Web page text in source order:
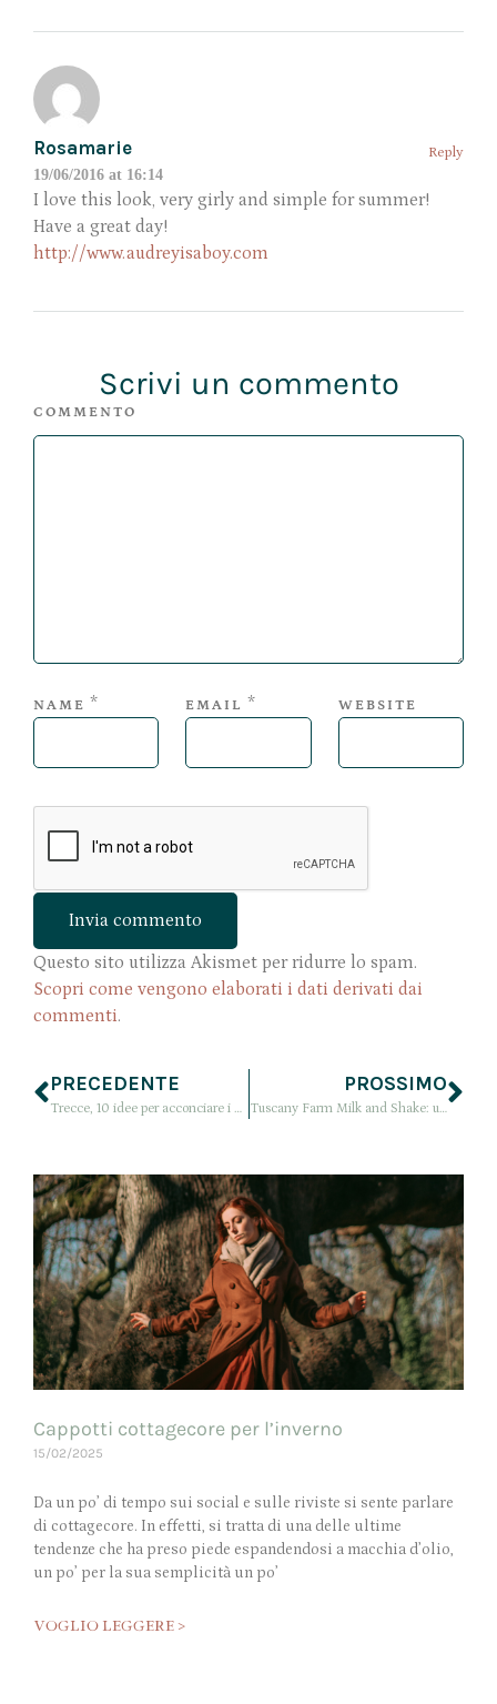
Rosamarie
19/06/2016 at 16:14
Reply
I love this look, very girly and simple for summer!
Have a great day!
http://www.audreyisaboy.com
Scrivi un commento
COMMENTO
NAME * EMAIL * WEBSITE
Questo sito utilizza Akismet per ridurre lo spam.
Scopri come vengono elaborati i dati derivati dai
commenti.
PRECEDENTE
Trecce, 10 idee per acconciare i capelli con le trecce
PROSSIMO
Tuscany Farm Milk and Shake: un bagno nel latte a casa tua
Cappotti cottagecore per l’inverno
15/02/2025
Da un po’ di tempo sui social e sulle riviste si sente parlare
di cottagecore. In effetti, si tratta di una delle ultime
tendenze che ha preso piede espandendosi a macchia d’olio,
un po’ per la sua semplicità un po’
VOGLIO LEGGERE >